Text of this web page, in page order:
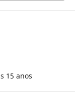
15 anos